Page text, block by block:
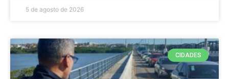
5 de agosto de 2026
CIDADES